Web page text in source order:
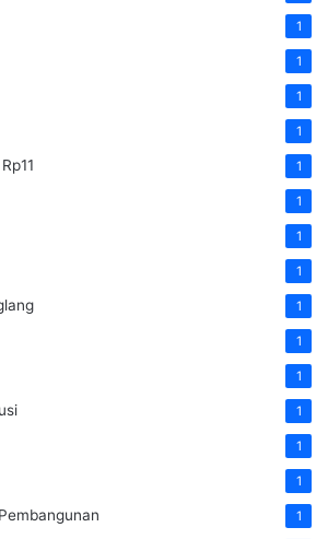
1
1
1
1
1
1
1
1
1
1
1
1
1
1
1